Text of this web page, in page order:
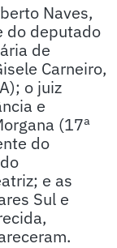
Naves,
do deputado
de
Carneiro,
o juiz
e
(17ª
do
e as
Sul e